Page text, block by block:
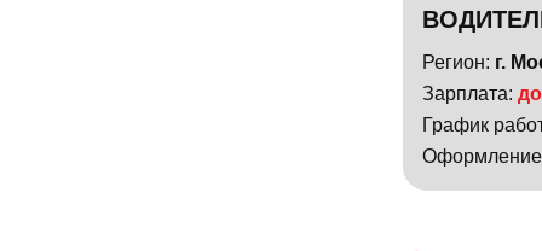
Регион: г.
Зарплата:
График